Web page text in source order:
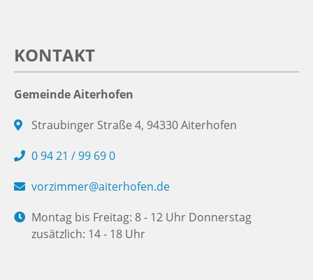
KONTAKT
Gemeinde Aiterhofen
Straubinger Straße 4, 94330 Aiterhofen
0 94 21 / 99 69 0
vorzimmer@aiterhofen.de
Montag bis Freitag: 8 - 12 Uhr Donnerstag
zusätzlich: 14 - 18 Uhr